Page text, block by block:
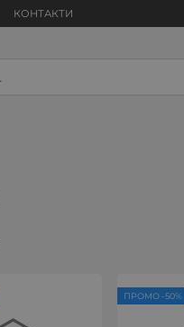
КОНТАКТИ
ПРОМО -50%